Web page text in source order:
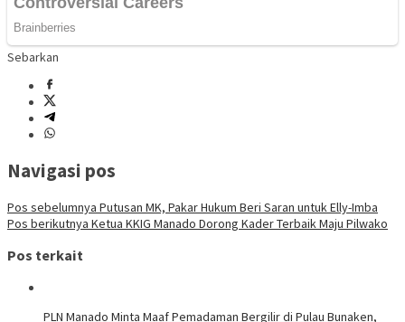
Sebarkan
Navigasi pos
Pos sebelumnya Putusan MK, Pakar Hukum Beri Saran untuk Elly-Imba
Pos berikutnya Ketua KKIG Manado Dorong Kader Terbaik Maju Pilwako
Pos terkait
PLN Manado Minta Maaf Pemadaman Bergilir di Pulau Bunaken,